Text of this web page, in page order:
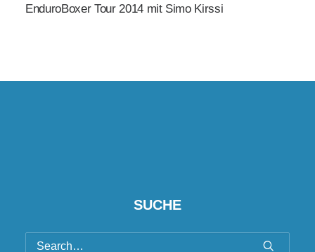
EnduroBoxer Tour 2014 mit Simo Kirssi
SUCHE